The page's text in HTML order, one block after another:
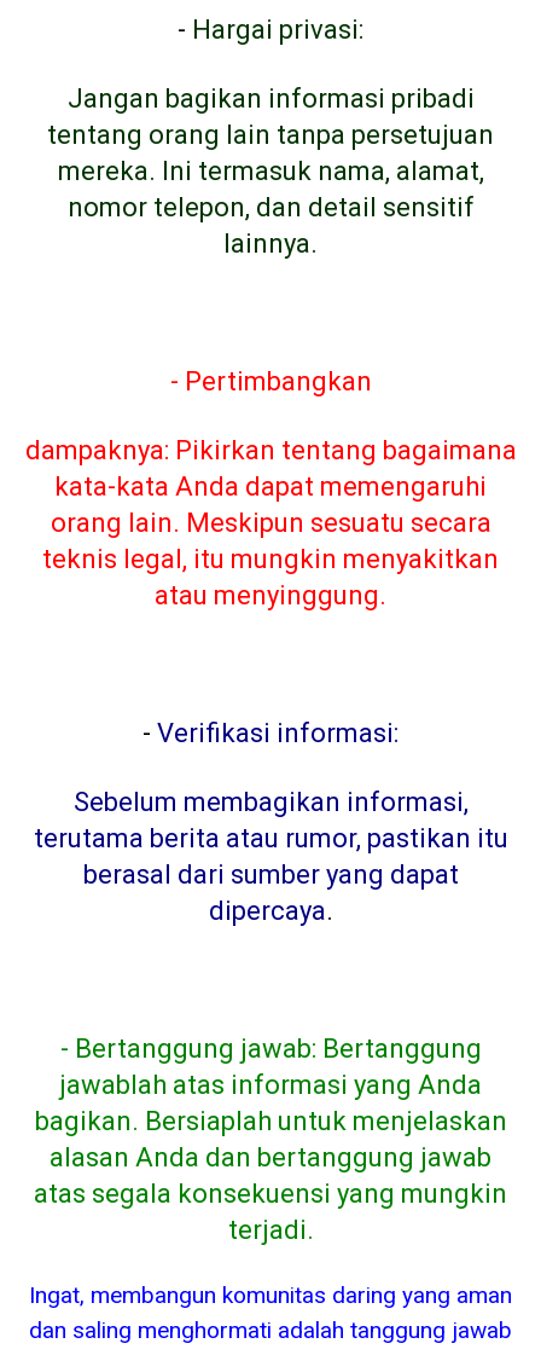
- Hargai privasi:
Jangan bagikan informasi pribadi
tentang orang lain tanpa persetujuan
mereka. Ini termasuk nama, alamat,
nomor telepon, dan detail sensitif
lainnya.
- Pertimbangkan
dampaknya: Pikirkan tentang bagaimana
kata-kata Anda dapat memengaruhi
orang lain. Meskipun sesuatu secara
teknis legal, itu mungkin menyakitkan
atau menyinggung.
- Verifikasi informasi:
Sebelum membagikan informasi,
terutama berita atau rumor, pastikan itu
berasal dari sumber yang dapat
dipercaya.
- Bertanggung jawab: Bertanggung
jawablah atas informasi yang Anda
bagikan. Bersiaplah untuk menjelaskan
alasan Anda dan bertanggung jawab
atas segala konsekuensi yang mungkin
terjadi.
Ingat, membangun komunitas daring yang aman
dan saling menghormati adalah tanggung jawab